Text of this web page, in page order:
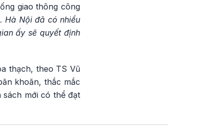
giao thông công
Hà Nội đã có nhiều
ấy sẽ quyết định
thạch, theo TS Vũ
khoăn, thắc mắc
sách mới có thể đạt